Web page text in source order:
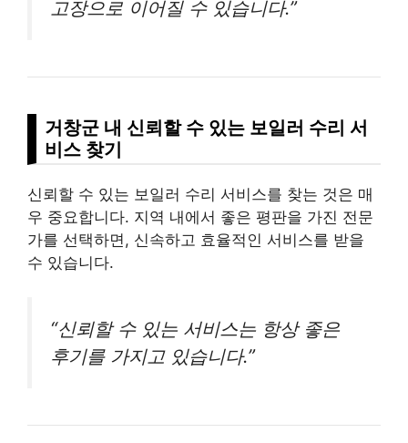
고장으로 이어질 수 있습니다.”
거창군 내 신뢰할 수 있는 보일러 수리 서
비스 찾기
신뢰할 수 있는 보일러 수리 서비스를 찾는 것은 매
우 중요합니다. 지역 내에서 좋은 평판을 가진 전문
가를 선택하면, 신속하고 효율적인 서비스를 받을
수 있습니다.
“신뢰할 수 있는 서비스는 항상 좋은
후기를 가지고 있습니다.”